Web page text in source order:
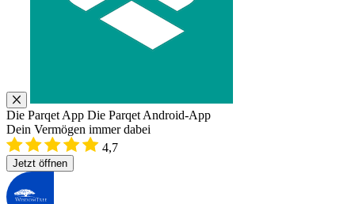
Die Parqet App Die Parqet Android-App
Dein Vermögen immer dabei
4,7
Jetzt öffnen